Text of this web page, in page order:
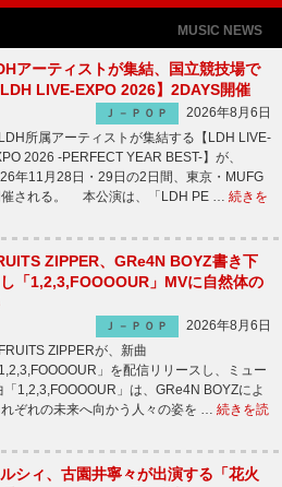
MUSIC NEWS
アーティストが集結、国立競技場で
LDH LIVE-EXPO 2026】2DAYS開催
Ｊ－ＰＯＰ
2026年8月6日
所属アーティストが集結する【LDH LIVE-
2026 -PERFECT YEAR BEST-】が、
年11月28日・29日の2日間、東京・MUFG
催される。 本公演は、「LDH PE … 続きを
ZIPPER、GRe4N BOYZ書き下
「1,2,3,FOOOOUR」MVに自然体の
Ｊ－ＰＯＰ
2026年8月6日
ZIPPERが、新曲
1,2,3,FOOOOUR」を配信リリースし、ミュー
1,2,3,FOOOOUR」は、GRe4N BOYZによ
ぞれの未来へ向かう人々の姿を … 続きを読
シィ、古園井寧々が出演する「花火